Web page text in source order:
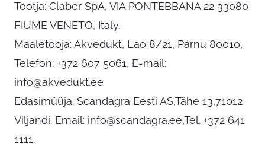
Tootja: Claber SpA, VIA PONTEBBANA 22 33080
FIUME VENETO, Italy.
Maaletooja: Akvedukt, Lao 8/21, Pärnu 80010,
Telefon: +372 607 5061, E-mail:
info@akvedukt.ee
Edasimüüja: Scandagra Eesti AS,Tähe 13,71012
Viljandi. Email: info@scandagra.ee,Tel. +372 641
1111.